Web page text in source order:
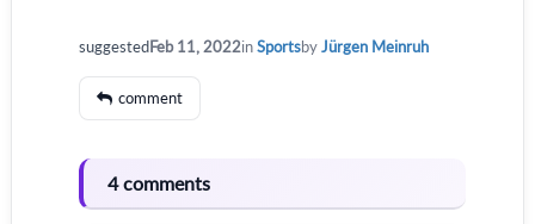
suggestedFeb 11, 2022inSportsbyJürgen Meinruh
comment
4 comments